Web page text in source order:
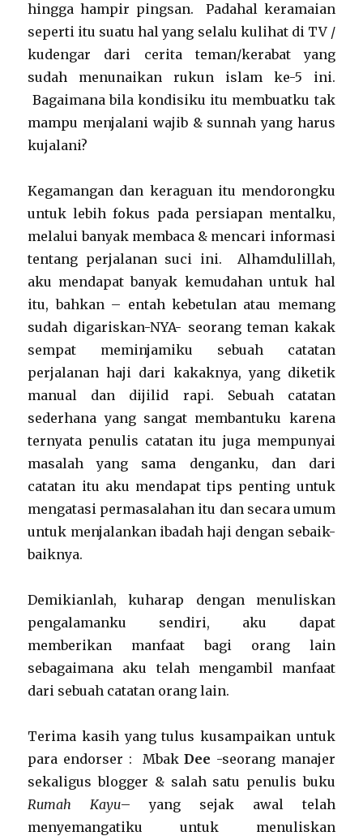
hingga hampir pingsan. Padahal keramaian
seperti itu suatu hal yang selalu kulihat di TV /
kudengar dari cerita teman/kerabat yang
sudah menunaikan rukun islam ke-5 ini.
Bagaimana bila kondisiku itu membuatku tak
mampu menjalani wajib & sunnah yang harus
kujalani?
Kegamangan dan keraguan itu mendorongku
untuk lebih fokus pada persiapan mentalku,
melalui banyak membaca & mencari informasi
tentang perjalanan suci ini. Alhamdulillah,
aku mendapat banyak kemudahan untuk hal
itu, bahkan – entah kebetulan atau memang
sudah digariskan-NYA- seorang teman kakak
sempat meminjamiku sebuah catatan
perjalanan haji dari kakaknya, yang diketik
manual dan dijilid rapi. Sebuah catatan
sederhana yang sangat membantuku karena
ternyata penulis catatan itu juga mempunyai
masalah yang sama denganku, dan dari
catatan itu aku mendapat tips penting untuk
mengatasi permasalahan itu dan secara umum
untuk menjalankan ibadah haji dengan sebaik-
baiknya.
Demikianlah, kuharap dengan menuliskan
pengalamanku sendiri, aku dapat
memberikan manfaat bagi orang lain
sebagaimana aku telah mengambil manfaat
dari sebuah catatan orang lain.
Terima kasih yang tulus kusampaikan untuk
para endorser : MbakDee -seorang manajer
sekaligus blogger & salah satu penulis buku
Rumah Kayu– yang sejak awal telah
menyemangatiku untuk menuliskan